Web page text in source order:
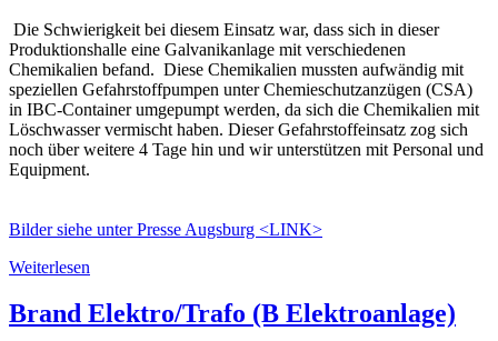
Die Schwierigkeit bei diesem Einsatz war, dass sich in dieser
Produktionshalle eine Galvanikanlage mit verschiedenen
Chemikalien befand. Diese Chemikalien mussten aufwändig mit
speziellen Gefahrstoffpumpen unter Chemieschutzanzügen (CSA)
in IBC-Container umgepumpt werden, da sich die Chemikalien mit
Löschwasser vermischt haben. Dieser Gefahrstoffeinsatz zog sich
noch über weitere 4 Tage hin und wir unterstützen mit Personal und
Equipment.
Bilder siehe unter Presse Augsburg <LINK>
Weiterlesen
Brand Elektro/Trafo (B Elektroanlage)